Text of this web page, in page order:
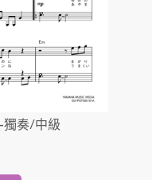
獨奏/中級